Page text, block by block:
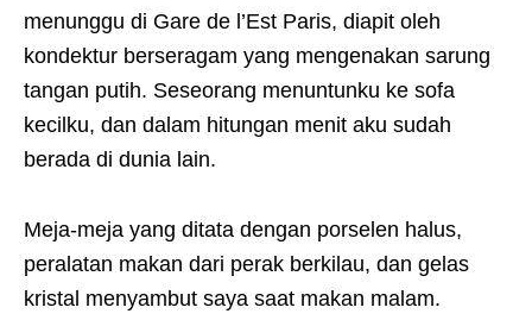
menunggu di Gare de l’Est Paris, diapit oleh
kondektur berseragam yang mengenakan sarung
tangan putih. Seseorang menuntunku ke sofa
kecilku, dan dalam hitungan menit aku sudah
berada di dunia lain.
Meja-meja yang ditata dengan porselen halus,
peralatan makan dari perak berkilau, dan gelas
kristal menyambut saya saat makan malam.